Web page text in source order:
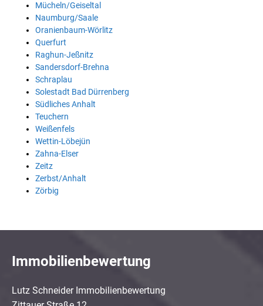
Mücheln/Geiseltal
Naumburg/Saale
Oranienbaum-Wörlitz
Querfurt
Raghun-Jeßnitz
Sandersdorf-Brehna
Schraplau
Solestadt Bad Dürrenberg
Südliches Anhalt
Teuchern
Weißenfels
Wettin-Löbejün
Zahna-Elser
Zeitz
Zerbst/Anhalt
Zörbig
Immobilienbewertung
Lutz Schneider Immobilienbewertung